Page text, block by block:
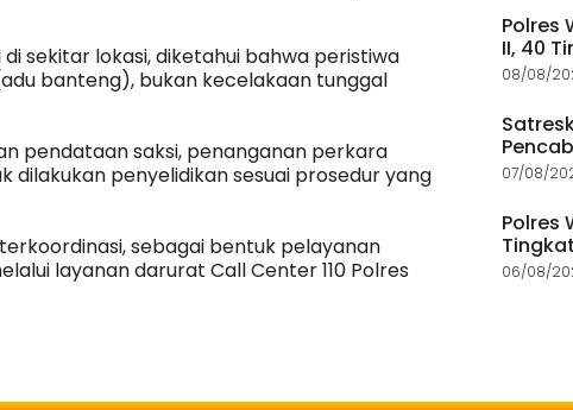
sekitar lokasi, diketahui bahwa peristiwa
banteng), bukan kecelakaan tunggal
pendataan saksi, penanganan perkara
dilakukan penyelidikan sesuai prosedur yang
sebagai bentuk pelayanan
layanan darurat Call Center 110 Polres
Polres
II, 40
08/08/
07/08/
Polres
06/08/